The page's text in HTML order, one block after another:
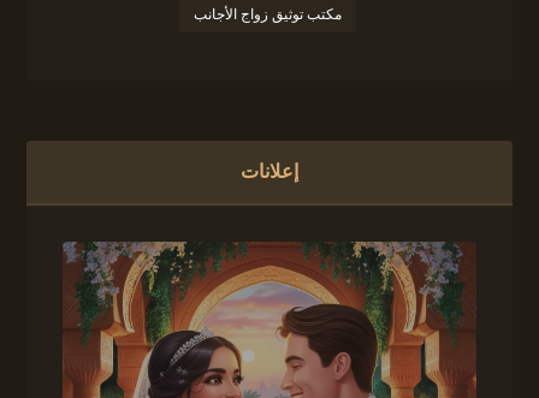
مكتب توثيق زواج الأجانب
إعلانات